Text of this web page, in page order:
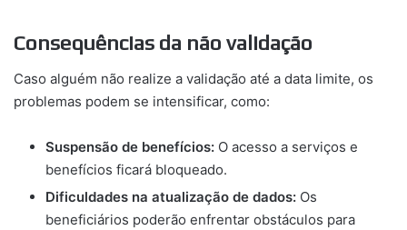
Consequências da não validação
Caso alguém não realize a validação até a data limite, os
problemas podem se intensificar, como:
Suspensão de benefícios: O acesso a serviços e
benefícios ficará bloqueado.
Dificuldades na atualização de dados: Os
beneficiários poderão enfrentar obstáculos para